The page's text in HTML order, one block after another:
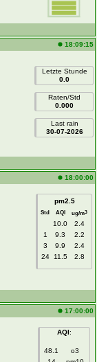
18:09:15
Letzte Stunde
0.0
Raten/Std
0.000
Last rain
30-07-2026
18:00:00
pm2.5
Std AQI ug/m3
10.0
2.4
1
9.3
2.2
3
9.9
2.4
24
11.5 2.8
17:00:00
AQI:
48.1
o3